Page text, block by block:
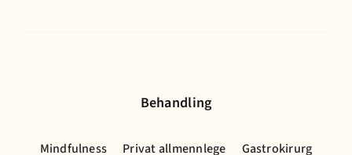
Behandling
Mindfulness Privat allmennlege
Gastrokirurg